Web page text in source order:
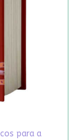
para a